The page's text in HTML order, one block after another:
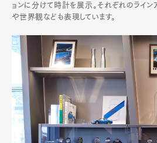
ョンに分けて時計を展示。それぞれのライン
や世界観なども表現しています。